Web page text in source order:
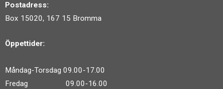
Postadress:
Box 15020, 167 15 Bromma
Öppettider:
Måndag-Torsdag 09.00-17.00
Fredag 09.00-16.00